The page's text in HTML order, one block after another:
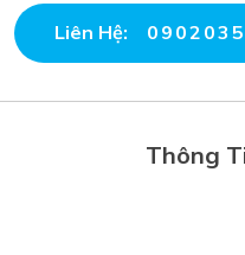
Liên Hệ:
Thông